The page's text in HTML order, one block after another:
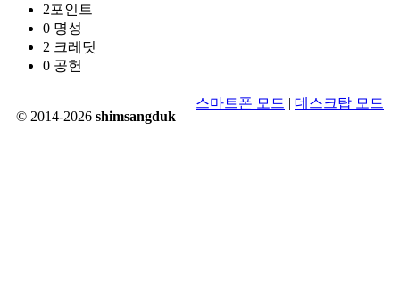
2포인트
0 명성
2 크레딧
0 공헌
© 2014-2026 shimsangduk
스마트폰 모드 | 데스크탑 모드